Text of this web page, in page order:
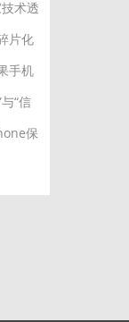
术透
片化
手机
“信
保